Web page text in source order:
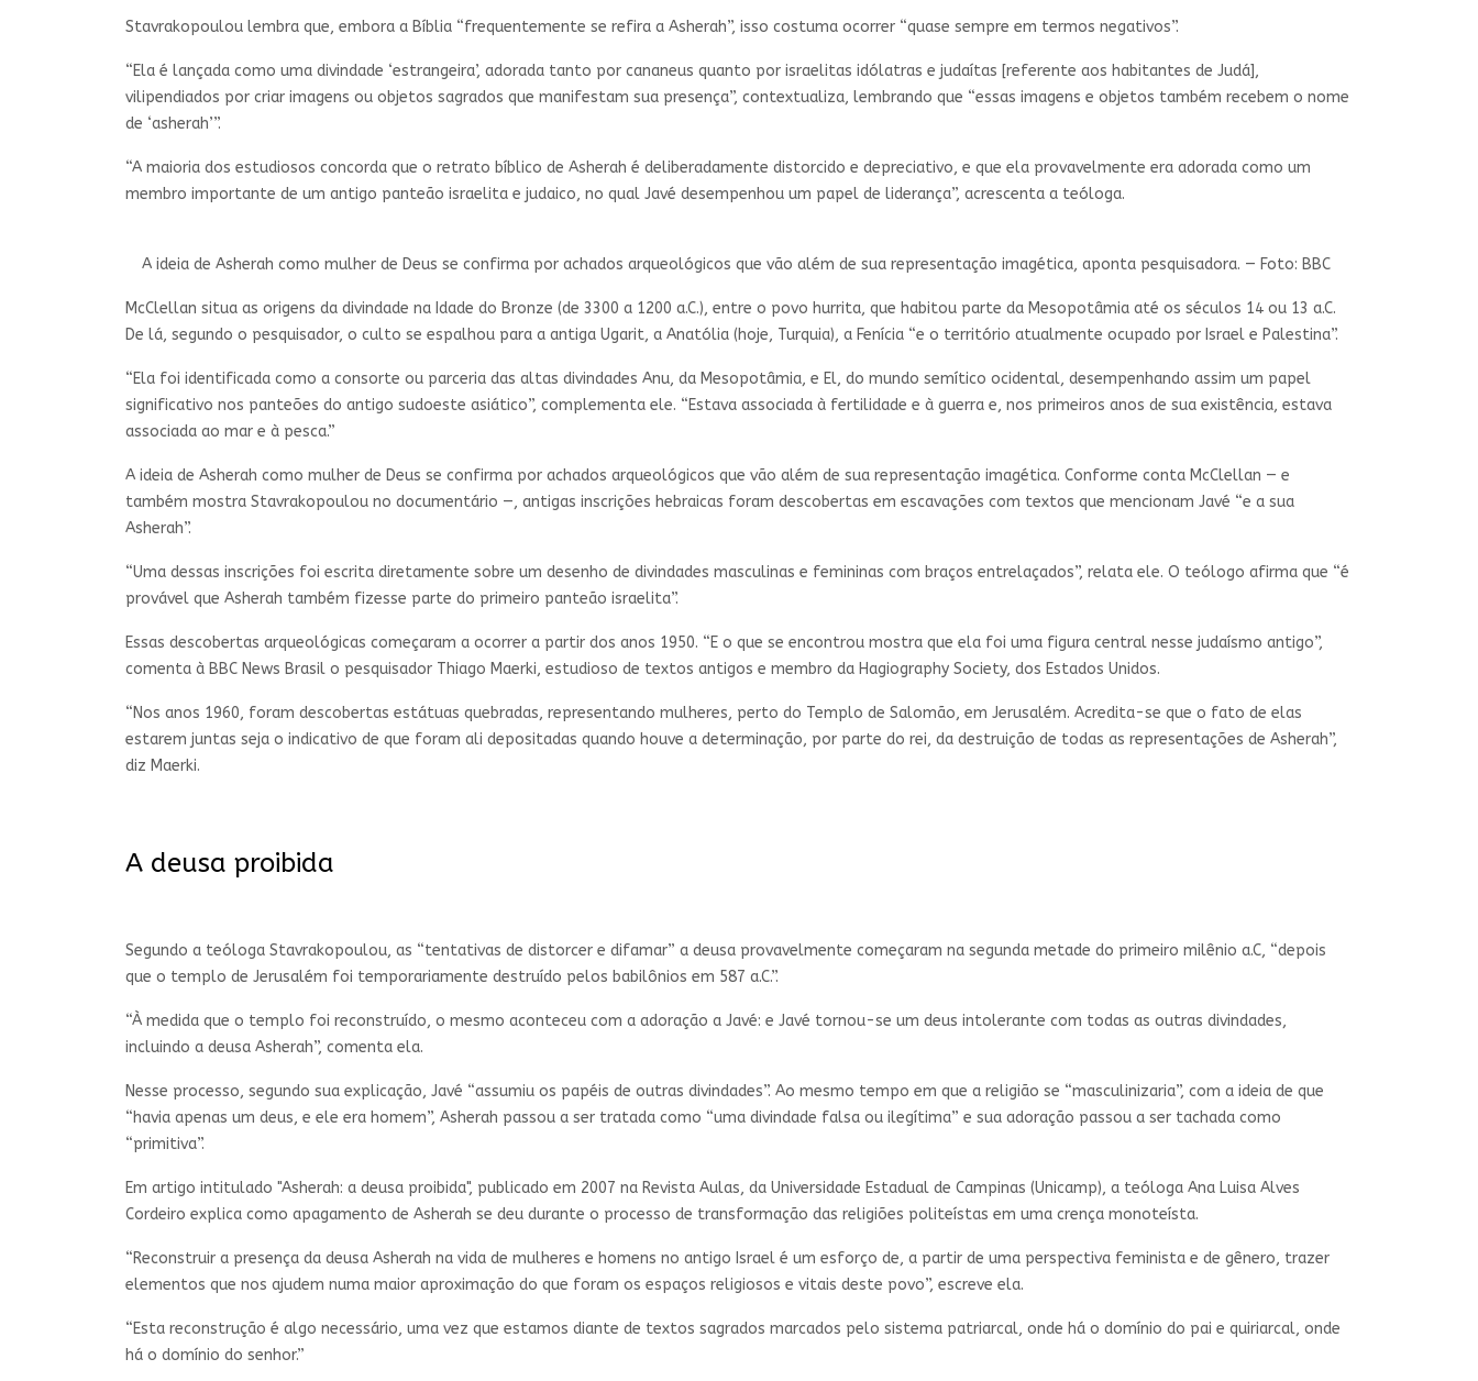
Stavrakopoulou lembra que, embora a Bíblia “frequentemente se refira a Asherah”, isso costuma ocorrer “quase sempre em termos negativos”.
“Ela é lançada como uma divindade ‘estrangeira’, adorada tanto por cananeus quanto por israelitas idólatras e judaítas [referente aos habitantes de Judá],
vilipendiados por criar imagens ou objetos sagrados que manifestam sua presença”, contextualiza, lembrando que “essas imagens e objetos também recebem o nome
de ‘asherah’”.
“A maioria dos estudiosos concorda que o retrato bíblico de Asherah é deliberadamente distorcido e depreciativo, e que ela provavelmente era adorada como um
membro importante de um antigo panteão israelita e judaico, no qual Javé desempenhou um papel de liderança”, acrescenta a teóloga.
A ideia de Asherah como mulher de Deus se confirma por achados arqueológicos que vão além de sua representação imagética, aponta pesquisadora. — Foto: BBC
McClellan situa as origens da divindade na Idade do Bronze (de 3300 a 1200 a.C.), entre o povo hurrita, que habitou parte da Mesopotâmia até os séculos 14 ou 13 a.C.
De lá, segundo o pesquisador, o culto se espalhou para a antiga Ugarit, a Anatólia (hoje, Turquia), a Fenícia “e o território atualmente ocupado por Israel e Palestina”.
“Ela foi identificada como a consorte ou parceria das altas divindades Anu, da Mesopotâmia, e El, do mundo semítico ocidental, desempenhando assim um papel
significativo nos panteões do antigo sudoeste asiático”, complementa ele. “Estava associada à fertilidade e à guerra e, nos primeiros anos de sua existência, estava
associada ao mar e à pesca.”
A ideia de Asherah como mulher de Deus se confirma por achados arqueológicos que vão além de sua representação imagética. Conforme conta McClellan — e
também mostra Stavrakopoulou no documentário —, antigas inscrições hebraicas foram descobertas em escavações com textos que mencionam Javé “e a sua
Asherah”.
“Uma dessas inscrições foi escrita diretamente sobre um desenho de divindades masculinas e femininas com braços entrelaçados”, relata ele. O teólogo afirma que “é
provável que Asherah também fizesse parte do primeiro panteão israelita”.
Essas descobertas arqueológicas começaram a ocorrer a partir dos anos 1950. “E o que se encontrou mostra que ela foi uma figura central nesse judaísmo antigo”,
comenta à BBC News Brasil o pesquisador Thiago Maerki, estudioso de textos antigos e membro da Hagiography Society, dos Estados Unidos.
“Nos anos 1960, foram descobertas estátuas quebradas, representando mulheres, perto do Templo de Salomão, em Jerusalém. Acredita-se que o fato de elas
estarem juntas seja o indicativo de que foram ali depositadas quando houve a determinação, por parte do rei, da destruição de todas as representações de Asherah”,
diz Maerki.
A deusa proibida
Segundo a teóloga Stavrakopoulou, as “tentativas de distorcer e difamar” a deusa provavelmente começaram na segunda metade do primeiro milênio a.C, “depois
que o templo de Jerusalém foi temporariamente destruído pelos babilônios em 587 a.C.”.
“À medida que o templo foi reconstruído, o mesmo aconteceu com a adoração a Javé: e Javé tornou-se um deus intolerante com todas as outras divindades,
incluindo a deusa Asherah”, comenta ela.
Nesse processo, segundo sua explicação, Javé “assumiu os papéis de outras divindades”. Ao mesmo tempo em que a religião se “masculinizaria”, com a ideia de que
“havia apenas um deus, e ele era homem”, Asherah passou a ser tratada como “uma divindade falsa ou ilegítima” e sua adoração passou a ser tachada como
“primitiva”.
Em artigo intitulado "Asherah: a deusa proibida", publicado em 2007 na Revista Aulas, da Universidade Estadual de Campinas (Unicamp), a teóloga Ana Luisa Alves
Cordeiro explica como apagamento de Asherah se deu durante o processo de transformação das religiões politeístas em uma crença monoteísta.
“Reconstruir a presença da deusa Asherah na vida de mulheres e homens no antigo Israel é um esforço de, a partir de uma perspectiva feminista e de gênero, trazer
elementos que nos ajudem numa maior aproximação do que foram os espaços religiosos e vitais deste povo”, escreve ela.
“Esta reconstrução é algo necessário, uma vez que estamos diante de textos sagrados marcados pelo sistema patriarcal, onde há o domínio do pai e quiriarcal, onde
há o domínio do senhor.”